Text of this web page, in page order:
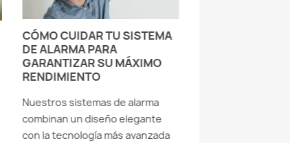
CÓMO CUIDAR TU SISTEMA
DE ALARMA PARA
GARANTIZAR SU MÁXIMO
RENDIMIENTO
Nuestros sistemas de alarma
combinan un diseño elegante
con la tecnología más avanzada